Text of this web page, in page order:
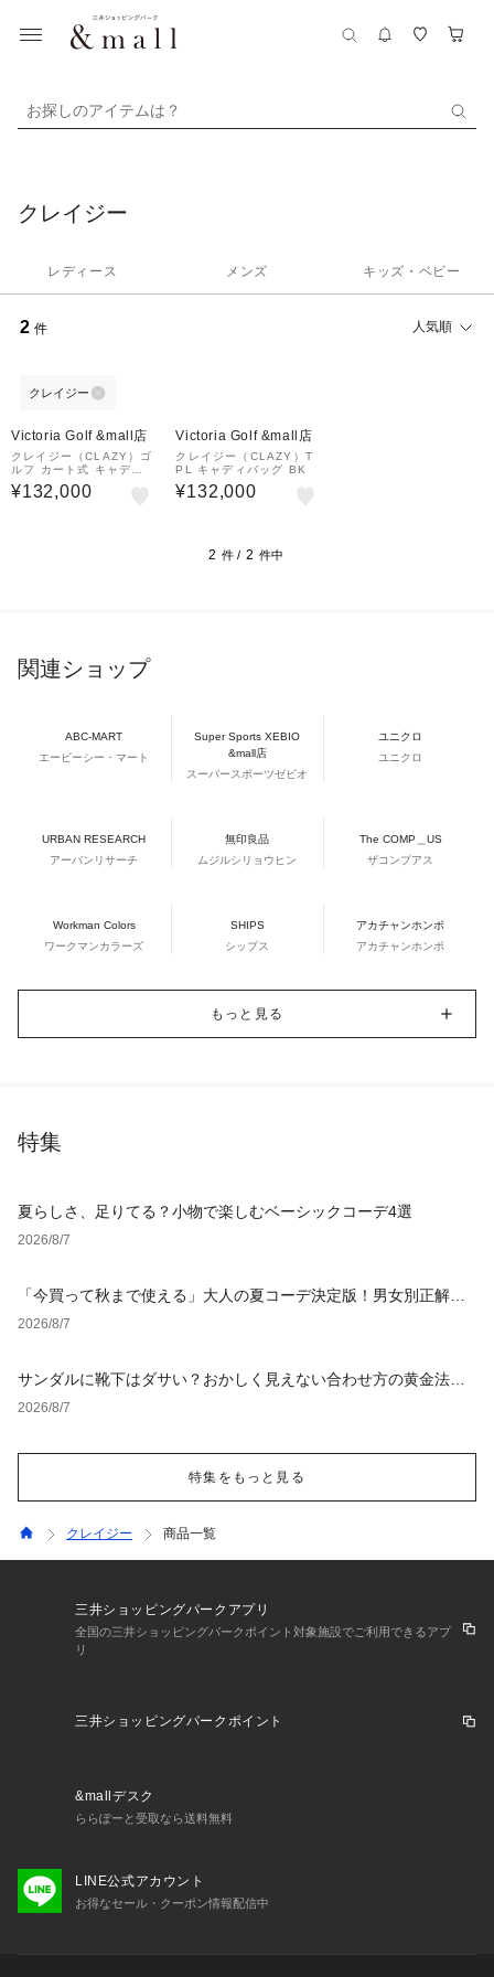
お探しのアイテムは？
クレイジー
レディース メンズ キッズ・ベビー
2 件 人気順
クレイジー
Victoria Golf &mall店
クレイジー（CLAZY）ゴ
ルフ カート式 キャディ
バッグ 9型 5分割 TPL
WH
¥132,000
Victoria Golf &mall店
クレイジー（CLAZY）T
PL キャディバッグ BK
¥132,000
2 件 / 2 件中
関連ショップ
ABC-MART
エービーシー・マート
Super Sports XEBIO
&mall店
スーパースポーツゼビオ
ユニクロ
ユニクロ
URBAN RESEARCH
アーバンリサーチ
無印良品
ムジルシリョウヒン
The COMP＿US
ザコンプアス
Workman Colors
ワークマンカラーズ
SHIPS
シップス
アカチャンホンポ
アカチャンホンポ
もっと見る
特集
夏らしさ、足りてる？小物で楽しむベーシックコーデ4選
2026/8/7
「今買って秋まで使える」大人の夏コーデ決定版！男女別正解ス
タイルとNGな着こなし
2026/8/7
サンダルに靴下はダサい？おかしく見えない合わせ方の黄金法則
と男女別おすすめコーデ
2026/8/7
特集をもっと見る
クレイジー 商品一覧
三井ショッピングパークアプリ
全国の三井ショッピングパークポイント対象施設でご利用できるアプ
リ
三井ショッピングパークポイント
&mallデスク
ららぽーと受取なら送料無料
LINE公式アカウント
お得なセール・クーポン情報配信中